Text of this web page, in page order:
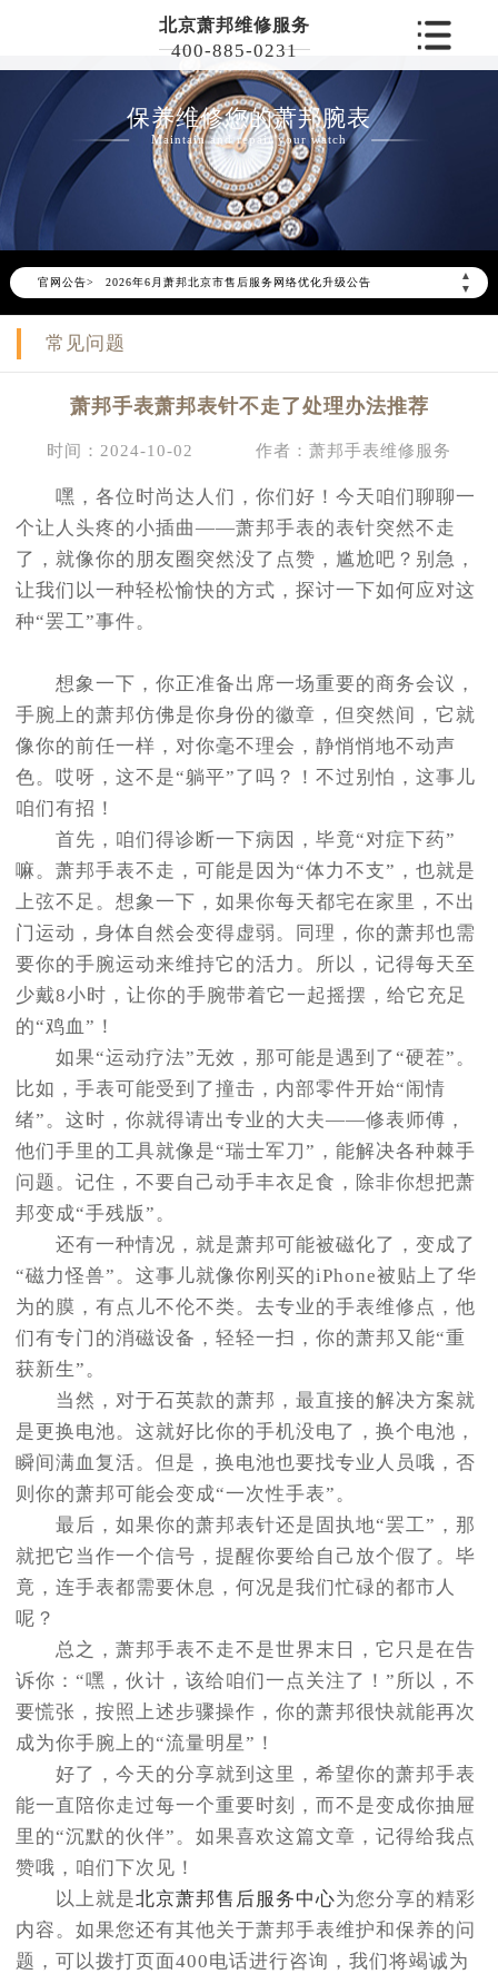
北京萧邦维修服务
400-885-0231
保养维修您的萧邦腕表
Maintain and repair your watch
官网公告>
▲
▼
2026年6月萧邦北京市售后服务网络优化升级公告
2026年6月北京市萧邦官方售后客户服务热线：400-885-0231
2026年6月萧邦售后服务中心最新网点地址：
节假日正常营业！
常见问题
萧邦手表萧邦表针不走了处理办法推荐
时间：2024-10-02 作者：萧邦手表维修服务
嘿，各位时尚达人们，你们好！今天咱们聊聊一
个让人头疼的小插曲——萧邦手表的表针突然不走
了，就像你的朋友圈突然没了点赞，尴尬吧？别急，
让我们以一种轻松愉快的方式，探讨一下如何应对这
种“罢工”事件。
想象一下，你正准备出席一场重要的商务会议，
手腕上的萧邦仿佛是你身份的徽章，但突然间，它就
像你的前任一样，对你毫不理会，静悄悄地不动声
色。哎呀，这不是“躺平”了吗？！不过别怕，这事儿
咱们有招！
首先，咱们得诊断一下病因，毕竟“对症下药”
嘛。萧邦手表不走，可能是因为“体力不支”，也就是
上弦不足。想象一下，如果你每天都宅在家里，不出
门运动，身体自然会变得虚弱。同理，你的萧邦也需
要你的手腕运动来维持它的活力。所以，记得每天至
少戴8小时，让你的手腕带着它一起摇摆，给它充足
的“鸡血”！
如果“运动疗法”无效，那可能是遇到了“硬茬”。
比如，手表可能受到了撞击，内部零件开始“闹情
绪”。这时，你就得请出专业的大夫——修表师傅，
他们手里的工具就像是“瑞士军刀”，能解决各种棘手
问题。记住，不要自己动手丰衣足食，除非你想把萧
邦变成“手残版”。
还有一种情况，就是萧邦可能被磁化了，变成了
“磁力怪兽”。这事儿就像你刚买的iPhone被贴上了华
为的膜，有点儿不伦不类。去专业的手表维修点，他
们有专门的消磁设备，轻轻一扫，你的萧邦又能“重
获新生”。
当然，对于石英款的萧邦，最直接的解决方案就
是更换电池。这就好比你的手机没电了，换个电池，
瞬间满血复活。但是，换电池也要找专业人员哦，否
则你的萧邦可能会变成“一次性手表”。
最后，如果你的萧邦表针还是固执地“罢工”，那
就把它当作一个信号，提醒你要给自己放个假了。毕
竟，连手表都需要休息，何况是我们忙碌的都市人
呢？
总之，萧邦手表不走不是世界末日，它只是在告
诉你：“嘿，伙计，该给咱们一点关注了！”所以，不
要慌张，按照上述步骤操作，你的萧邦很快就能再次
成为你手腕上的“流量明星”！
好了，今天的分享就到这里，希望你的萧邦手表
能一直陪你走过每一个重要时刻，而不是变成你抽屉
里的“沉默的伙伴”。如果喜欢这篇文章，记得给我点
赞哦，咱们下次见！
以上就是北京萧邦售后服务中心为您分享的精彩
内容。如果您还有其他关于萧邦手表维护和保养的问
题，可以拨打页面400电话进行咨询，我们将竭诚为